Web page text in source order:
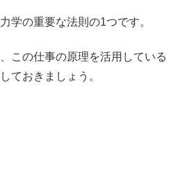
学の重要な法則の1つです。
この仕事の原理を活用している
ておきましょう。